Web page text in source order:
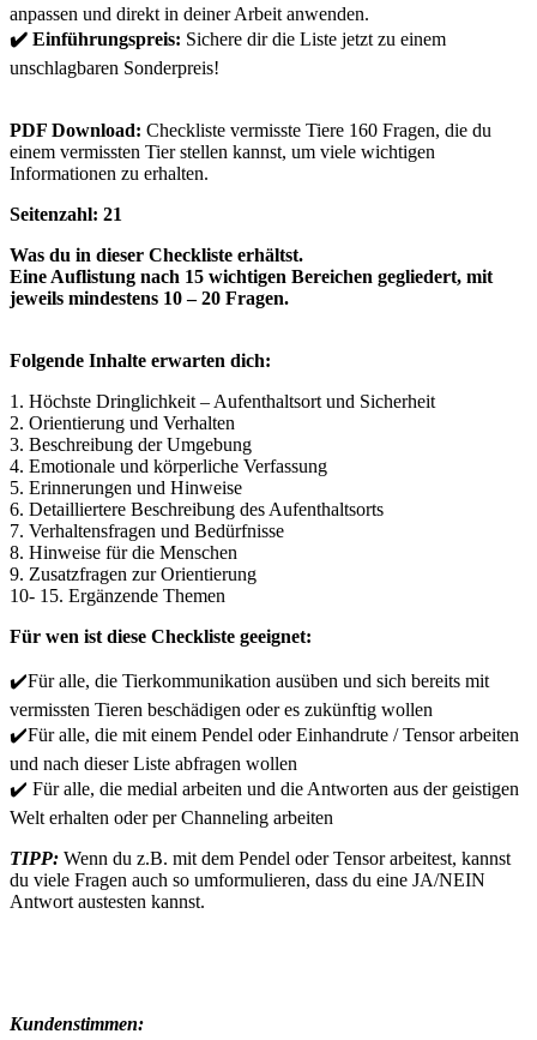
anpassen und direkt in deiner Arbeit anwenden.
✔️ Einführungspreis: Sichere dir die Liste jetzt zu einem
unschlagbaren Sonderpreis!
PDF Download: Checkliste vermisste Tiere 160 Fragen, die du
einem vermissten Tier stellen kannst, um viele wichtigen
Informationen zu erhalten.
Seitenzahl: 21
Was du in dieser Checkliste erhältst.
Eine Auflistung nach 15 wichtigen Bereichen gegliedert, mit
jeweils mindestens 10 – 20 Fragen.
Folgende Inhalte erwarten dich:
1. Höchste Dringlichkeit – Aufenthaltsort und Sicherheit
2. Orientierung und Verhalten
3. Beschreibung der Umgebung
4. Emotionale und körperliche Verfassung
5. Erinnerungen und Hinweise
6. Detailliertere Beschreibung des Aufenthaltsorts
7. Verhaltensfragen und Bedürfnisse
8. Hinweise für die Menschen
9. Zusatzfragen zur Orientierung
10- 15. Ergänzende Themen
Für wen ist diese Checkliste geeignet:
✔️Für alle, die Tierkommunikation ausüben und sich bereits mit
vermissten Tieren beschädigen oder es zukünftig wollen
✔️Für alle, die mit einem Pendel oder Einhandrute / Tensor arbeiten
und nach dieser Liste abfragen wollen
✔️ Für alle, die medial arbeiten und die Antworten aus der geistigen
Welt erhalten oder per Channeling arbeiten
TIPP: Wenn du z.B. mit dem Pendel oder Tensor arbeitest, kannst
du viele Fragen auch so umformulieren, dass du eine JA/NEIN
Antwort austesten kannst.
Kundenstimmen: